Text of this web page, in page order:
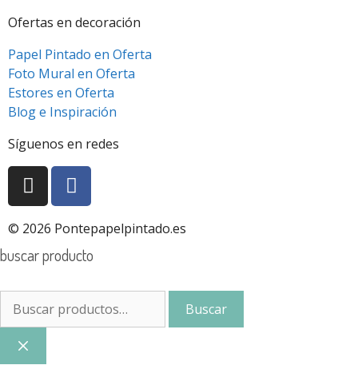
Ofertas en decoración
Papel Pintado en Oferta
Foto Mural en Oferta
Estores en Oferta
Blog e Inspiración
Síguenos en redes
© 2026 Pontepapelpintado.es
buscar producto
Buscar